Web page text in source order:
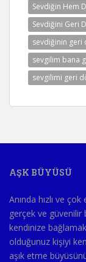
Sevdiğin Hem
Sevdiğini Geri
sevdiğinin geri
sevgilim bana
sevgilimi geri
AŞK BÜYÜSÜ
Anında hızlı ve
gerçek ve güvenilir
kendinize
olduğunuz kişiyi
aşık etme